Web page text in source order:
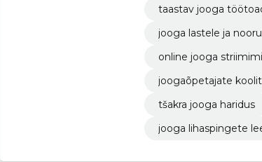
taastav jooga
jooga lastele ja
online jooga
joogaõpetajate
tšakra jooga haridus
jooga lihaspingete